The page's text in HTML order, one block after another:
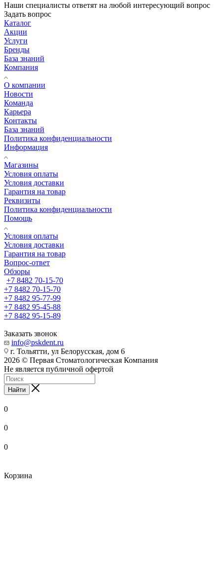
Наши специалисты ответят на любой интересующий вопрос
Задать вопрос
Каталог
Акции
Услуги
Бренды
База знаний
Компания
О компании
Новости
Команда
Карьера
Контакты
База знаний
Политика конфиденциальности
Информация
Магазины
Условия оплаты
Условия доставки
Гарантия на товар
Реквизиты
Политика конфиденциальности
Помощь
Условия оплаты
Условия доставки
Гарантия на товар
Вопрос-ответ
Обзоры
+7 8482 70-15-70
+7 8482 70-15-70
+7 8482 95-77-99
+7 8482 95-45-88
+7 8482 95-15-89
Заказать звонок
info@pskdent.ru
г. Тольятти, ул Белорусская, дом 6
2026 © Первая Стоматологическая Компания
Не является публичной офертой
Найти
0
0
0
Корзина